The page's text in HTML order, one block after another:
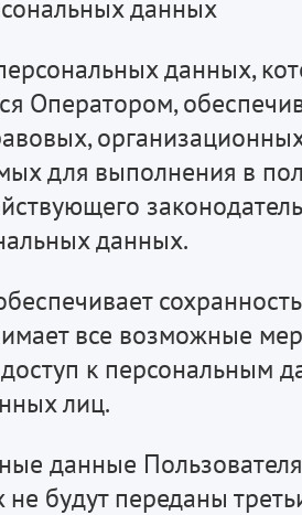
данных
данных,
Оператором,
для выполнения в
данных.
все возможные
к персональным
лиц.
данные
не будут переданы